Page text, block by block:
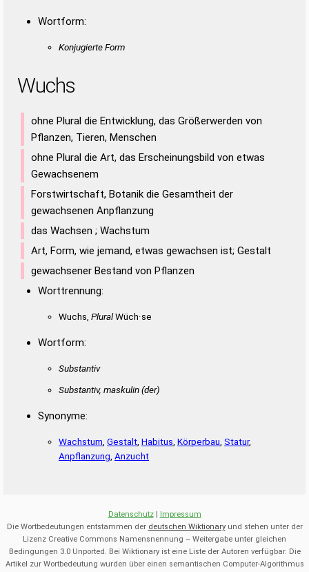
Wortform:
Konjugierte Form
Wuchs
ohne Plural die Entwicklung, das Größerwerden von
Pflanzen, Tieren, Menschen
ohne Plural die Art, das Erscheinungsbild von etwas
Gewachsenem
Forstwirtschaft, Botanik die Gesamtheit der
gewachsenen Anpflanzung
das Wachsen ; Wachstum
Art, Form, wie jemand, etwas gewachsen ist; Gestalt
gewachsener Bestand von Pflanzen
Worttrennung:
Wuchs, PluralWüch·se
Wortform:
Substantiv
Substantiv, maskulin(der)
Synonyme:
Wachstum Gestalt Habitus Körperbau Statur,
Anpflanzung Anzucht
Datenschutz| Impressum
Die Wortbedeutungen entstammen der deutschen Wiktionaryund stehen unter der
Lizenz Creative Commons Namensnennung – Weitergabe unter gleichen
Bedingungen 3.0 Unported. Bei Wiktionary ist eine Liste der Autoren verfügbar. Die
Artikel zur Wortbedeutung wurden über einen semantischen Computer-Algorithmus